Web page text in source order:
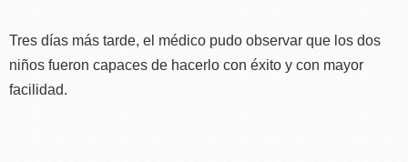
Tres días más tarde, el médico pudo observar que los dos
niños fueron capaces de hacerlo con éxito y con mayor
facilidad.